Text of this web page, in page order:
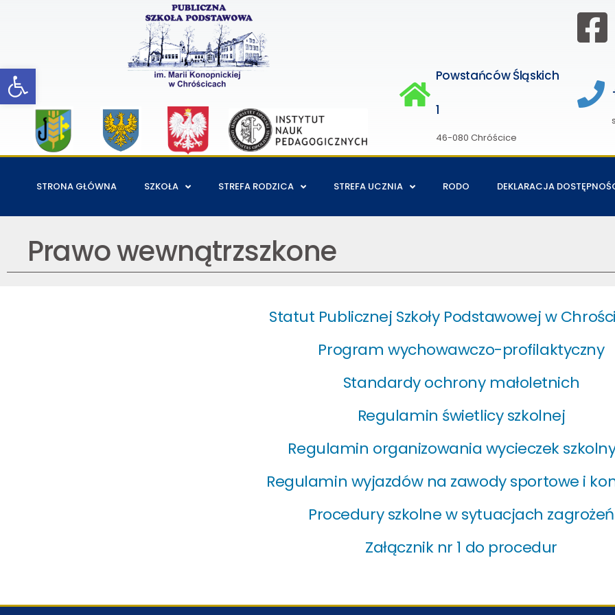
Open toolbar Powstańców Śląskich
1
46-080 Chróścice
STRONA GŁÓWNA SZKOŁA STREFA RODZICA STREFA UCZNIA RODO DEKLARACJA
Prawo wewnątrzszkone
Statut Publicznej Szkoły Podstawowej w
Program wychowawczo-profilaktyczny
Standardy ochrony małoletnich
Regulamin świetlicy szkolnej
Regulamin organizowania wycieczek
Regulamin wyjazdów na zawody sportowe i
Procedury szkolne w sytuacjach zagrożeń
Załącznik nr 1 do procedur